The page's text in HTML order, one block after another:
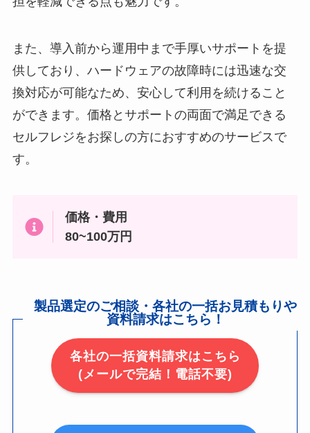
また、導入前から運用中まで手厚いサポートを提
供しており、ハードウェアの故障時には迅速な交
換対応が可能なため、安心して利用を続けること
ができます。価格とサポートの両面で満足できる
セルフレジをお探しの方におすすめのサービスで
す。
価格・費用
80~100万円
製品選定のご相談・各社の一括お見積もりや
資料請求はこちら！
各社の一括資料請求はこちら
(メールで完結！電話不要)